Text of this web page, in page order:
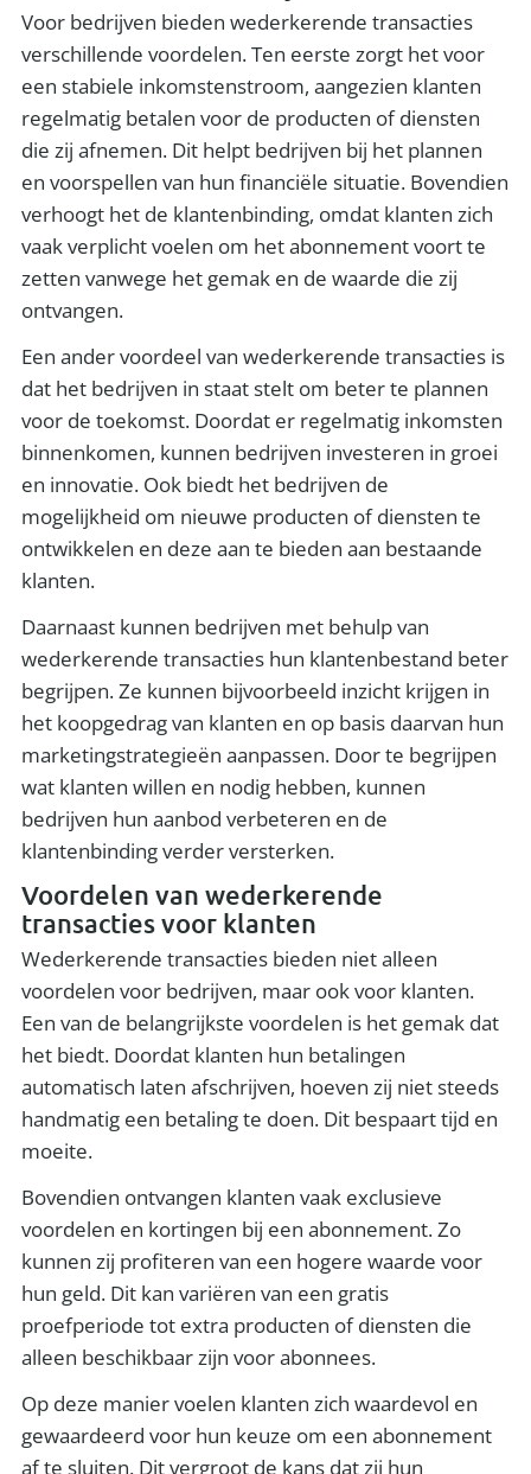
Voor bedrijven bieden wederkerende transacties
verschillende voordelen. Ten eerste zorgt het voor
een stabiele inkomstenstroom, aangezien klanten
regelmatig betalen voor de producten of diensten
die zij afnemen. Dit helpt bedrijven bij het plannen
en voorspellen van hun financiële situatie. Bovendien
verhoogt het de klantenbinding, omdat klanten zich
vaak verplicht voelen om het abonnement voort te
zetten vanwege het gemak en de waarde die zij
ontvangen.
Een ander voordeel van wederkerende transacties is
dat het bedrijven in staat stelt om beter te plannen
voor de toekomst. Doordat er regelmatig inkomsten
binnenkomen, kunnen bedrijven investeren in groei
en innovatie. Ook biedt het bedrijven de
mogelijkheid om nieuwe producten of diensten te
ontwikkelen en deze aan te bieden aan bestaande
klanten.
Daarnaast kunnen bedrijven met behulp van
wederkerende transacties hun klantenbestand beter
begrijpen. Ze kunnen bijvoorbeeld inzicht krijgen in
het koopgedrag van klanten en op basis daarvan hun
marketingstrategieën aanpassen. Door te begrijpen
wat klanten willen en nodig hebben, kunnen
bedrijven hun aanbod verbeteren en de
klantenbinding verder versterken.
Voordelen van wederkerende
transacties voor klanten
Wederkerende transacties bieden niet alleen
voordelen voor bedrijven, maar ook voor klanten.
Een van de belangrijkste voordelen is het gemak dat
het biedt. Doordat klanten hun betalingen
automatisch laten afschrijven, hoeven zij niet steeds
handmatig een betaling te doen. Dit bespaart tijd en
moeite.
Bovendien ontvangen klanten vaak exclusieve
voordelen en kortingen bij een abonnement. Zo
kunnen zij profiteren van een hogere waarde voor
hun geld. Dit kan variëren van een gratis
proefperiode tot extra producten of diensten die
alleen beschikbaar zijn voor abonnees.
Op deze manier voelen klanten zich waardevol en
gewaardeerd voor hun keuze om een abonnement
af te sluiten. Dit vergroot de kans dat zij hun